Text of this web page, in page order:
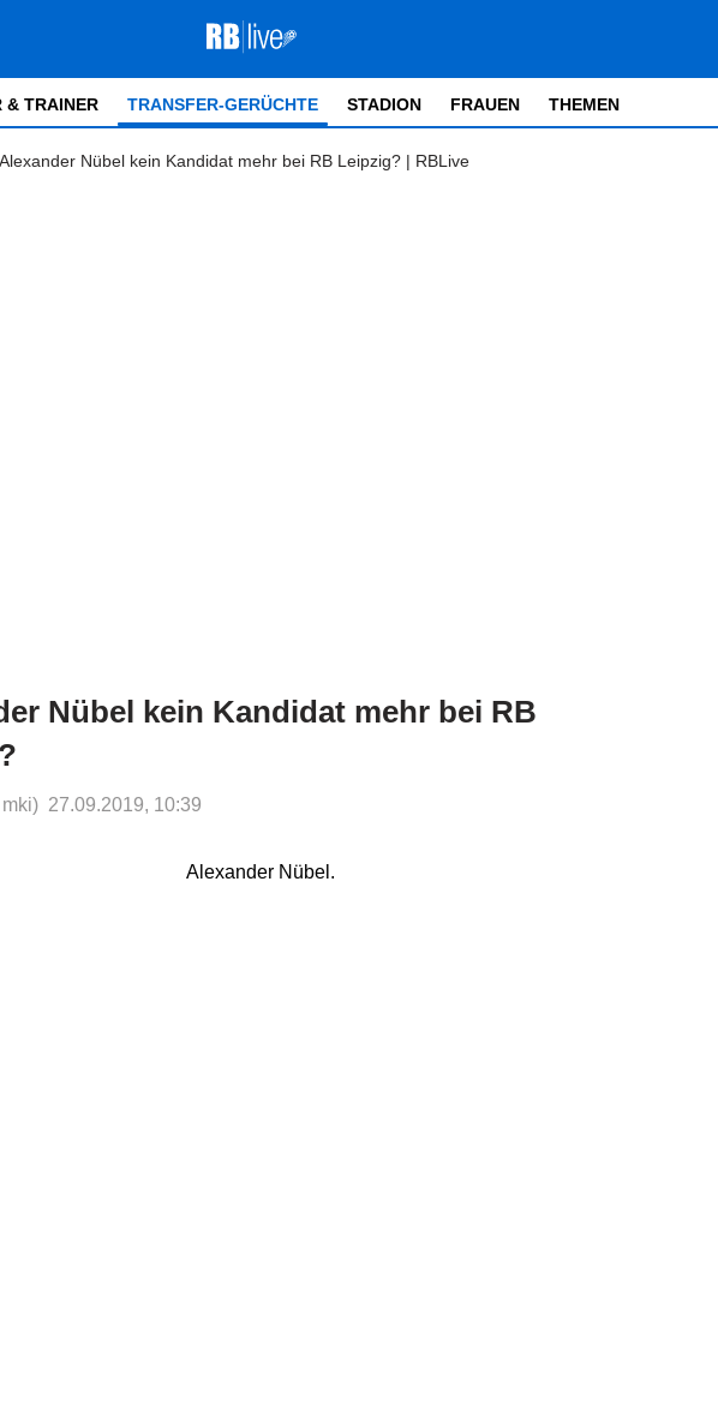
& TRAINER TRANSFER-GERÜCHTE STADION FRAUEN THEMEN
Alexander Nübel kein Kandidat mehr bei RB Leipzig? | RBLive
Nübel kein Kandidat mehr bei RB
27.09.2019, 10:39